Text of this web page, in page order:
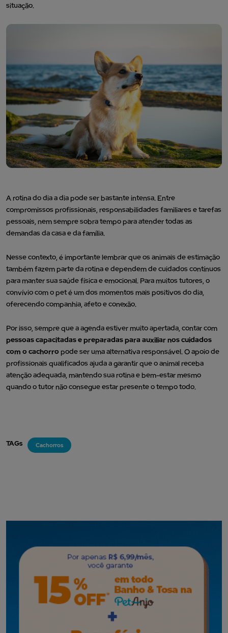
situação.
A rotina do dia a dia pode ser bastante intensa. Entre
compromissos profissionais, responsabilidades familiares e tarefas
pessoais, nem sempre sobra tempo para atender todas as
demandas da casa e da família.
Nesse contexto, é importante lembrar que os animais de estimação
também fazem parte da rotina e dependem de cuidados contínuos
para manter sua saúde física e emocional. Para muitos tutores, o
convívio com o pet é um dos momentos mais positivos do dia,
oferecendo companhia, afeto e conexão.
Por isso, sempre que a agenda estiver muito apertada, contar com
pessoas capacitadas e preparadas para auxiliar nos cuidados
com o cachorro pode ser uma alternativa responsável. O apoio de
profissionais qualificados ajuda a garantir que o animal receba
atenção adequada, mantendo sua rotina e bem-estar mesmo
quando o tutor não consegue estar presente o tempo todo.
TAGs Cachorros